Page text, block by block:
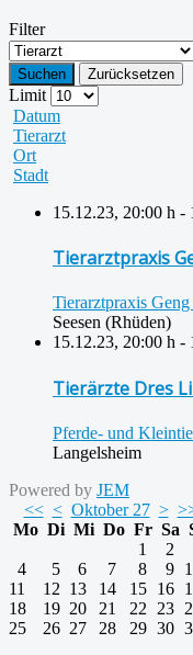
Filter
Suchen Zurücksetzen
Limit
Datum
Tierarzt
Ort
Stadt
15.12.23, 20:00 h -
Tierarztpraxis
Tierarztpraxis
Seesen (Rhüden)
15.12.23, 20:00 h -
Tierärzte Dres
Pferde- und
Langelsheim
Powered by JEM
<< < Oktober 27 >
Mo Di Mi Do Fr Sa
1
2
4
5 6 7 8 9
11
12 13 14 15 16
18
19 20 21 22 23
25
26 27 28 29 30